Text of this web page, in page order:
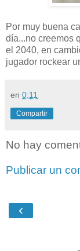
Por muy buena
día...no creemos
el 2040, en
jugador rockear
en 0:11
Compartir
No hay
Publicar un
‹